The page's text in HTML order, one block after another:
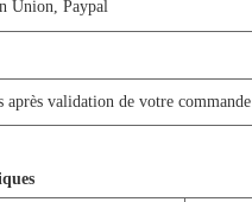
Union, Paypal
après validation de votre commande